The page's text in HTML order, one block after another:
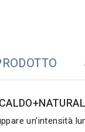
un'intensità